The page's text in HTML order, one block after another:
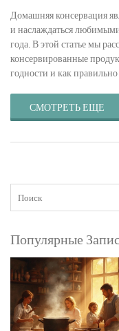
Домашняя консервация
и наслаждаться
года. В этой статье мы
консервированные
годности и как
СМОТРЕТЬ ЕЩЕ
Популярные